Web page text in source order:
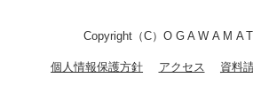
Copyright（C）
個人情報保護方針 アクセス 資料